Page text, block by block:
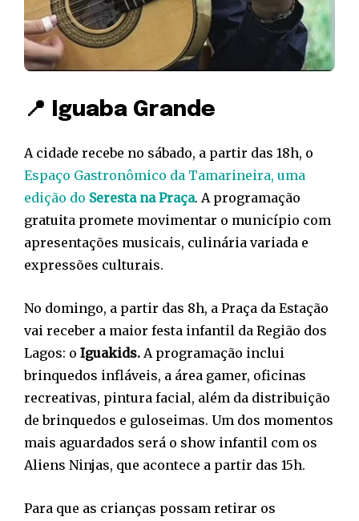
📍 Iguaba Grande
A cidade recebe no sábado, a partir das 18h, o
Espaço Gastronômico da Tamarineira, uma
edição do Seresta na Praça. A programação
gratuita promete movimentar o município com
apresentações musicais, culinária variada e
expressões culturais.
No domingo, a partir das 8h, a Praça da Estação
vai receber a maior festa infantil da Região dos
Lagos: o Iguakids. A programação inclui
brinquedos infláveis, a área gamer, oficinas
recreativas, pintura facial, além da distribuição
de brinquedos e guloseimas. Um dos momentos
mais aguardados será o show infantil com os
Aliens Ninjas, que acontece a partir das 15h.
Para que as crianças possam retirar os